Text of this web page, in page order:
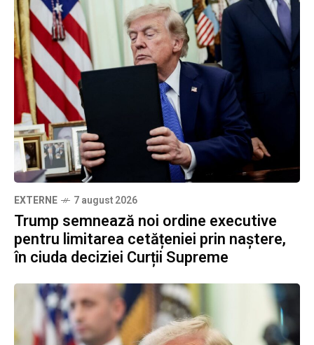
EXTERNE 7 august 2026
Trump semnează noi ordine executive
pentru limitarea cetățeniei prin naștere,
în ciuda deciziei Curții Supreme